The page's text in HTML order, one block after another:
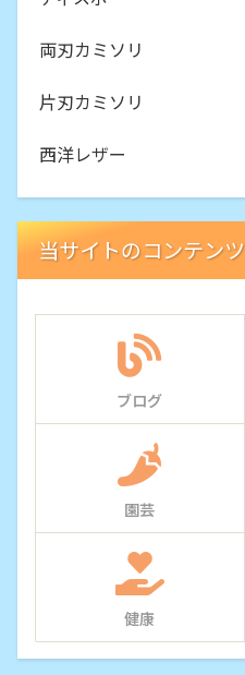
両刃カミソリ
片刃カミソリ
西洋レザー
当サイトのコンテンツ
ブログ
園芸
健康